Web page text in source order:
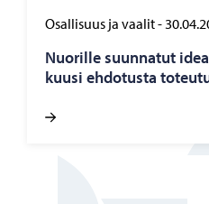
Osallisuus ja vaalit-
Nuo­ril­le suun­na­tut
kuusi eh­do­tus­ta